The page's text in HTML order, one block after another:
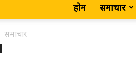
होम समाचार
समाचार